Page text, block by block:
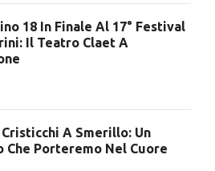
18 In Finale Al 17° Festival
Il Teatro Claet A
A Smerillo: Un
Che Porteremo Nel Cuore